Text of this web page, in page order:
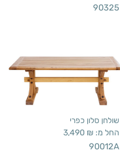
90325
שולחן סלון כפרי
החל מ: 3,490 ₪
90012A